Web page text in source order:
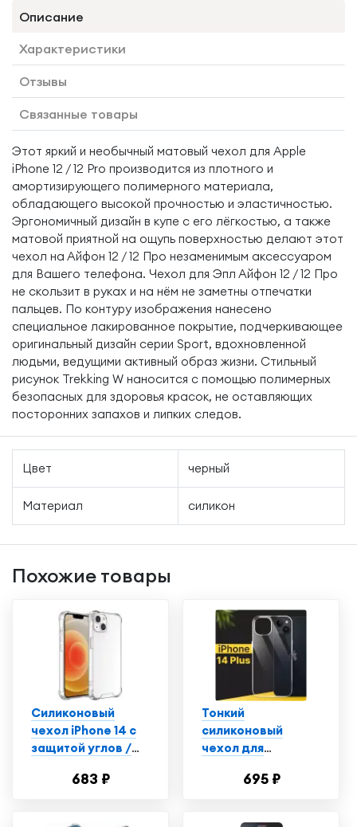
Описание
Характеристики
Отзывы
Связанные товары
Этот яркий и необычный матовый чехол для Apple
iPhone 12 / 12 Pro производится из плотного и
амортизирующего полимерного материала,
обладающего высокой прочностью и эластичностью.
Эргономичный дизайн в купе с его лёгкостью, а также
матовой приятной на ощупь поверхностью делают этот
чехол на Айфон 12 / 12 Про незаменимым аксессуаром
для Вашего телефона. Чехол для Эпл Айфон 12 / 12 Про
не скользит в руках и на нём не заметны отпечатки
пальцев. По контуру изображения нанесено
специальное лакированное покрытие, подчеркивающее
оригинальный дизайн серии Sport, вдохновленной
людьми, ведущими активный образ жизни. Стильный
рисунок Trekking W наносится с помощью полимерных
безопасных для здоровья красок, не оставляющих
посторонних запахов и липких следов.
Цвет черный
Материал силикон
Похожие товары
Силиконовый
чехол iPhone 14 с
защитой углов /
на Айфон 14
683 ₽
Тонкий
силиконовый
чехол для
iPhone 14 Plus /
695 ₽